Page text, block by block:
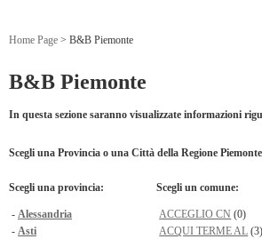
Home Page > B&B Piemonte
B&B Piemonte
In questa sezione saranno visualizzate informazioni
Scegli una Provincia o una Città della Regione
Scegli una provincia:
- Alessandria
- Asti
Scegli un comune:
ACCEGLIO CN (0)
ACQUI TERME AL (3)